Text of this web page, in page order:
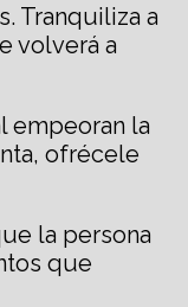
Tranquiliza a
volverá a
empeoran la
ofrécele
la persona
que